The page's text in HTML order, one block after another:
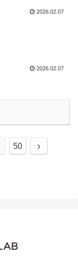
2026.02.07
2026.02.07
50
次